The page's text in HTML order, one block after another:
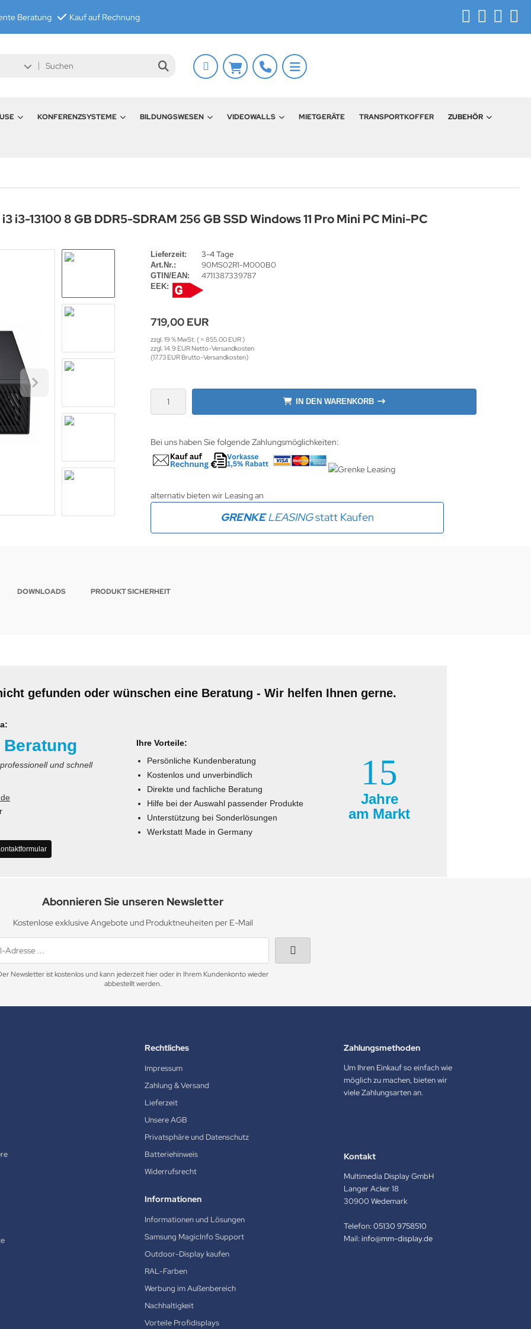
Beratung Kauf auf Rechnung
KONFERENZSYSTEME BILDUNGSWESEN VIDEOWALLS MIETGERÄTE TRANSPORTKOFFER ZUBEHÖR
i3-13100 8 GB DDR5-SDRAM 256 GB SSD Windows 11 Pro Mini PC Mini-PC
Lieferzeit: 3-4 Tage
Art.Nr.: 90MS02R1-M000B0
GTIN/EAN: 4711387339787
EEK:
719,00 EUR
zzgl. 19 % MwSt. ( = 855.00 EUR )
zzgl. 14.9 EUR Netto-Versandkosten
(17.73 EUR Brutto-Versandkosten)
IN DEN WARENKORB
Bei uns haben Sie folgende Zahlungsmöglichkeiten:
alternativ bieten wir Leasing an
GRENKELEASINGstatt Kaufen
DOWNLOADS PRODUKT SICHERHEIT
gefunden oder wünschen eine Beratung - Wir helfen Ihnen gerne.
und schnell
Ihre Vorteile:
Persönliche Kundenberatung
Kostenlos und unverbindlich
Direkte und fachliche Beratung
Hilfe bei der Auswahl passender Produkte
Unterstützung bei Sonderlösungen
Werkstatt Made in Germany
15
Jahre
am Markt
Abonnieren Sie unseren Newsletter
Kostenlose exklusive Angebote und Produktneuheiten per E-Mail
Newsletter ist kostenlos und kann jederzeit hier oder in Ihrem Kundenkonto wieder
abbestellt werden.
Rechtliches
Impressum
Zahlung & Versand
Lieferzeit
Unsere AGB
Privatsphäre und Datenschutz
Batteriehinweis
Widerrufsrecht
Informationen
Informationen und Lösungen
Samsung MagicInfo Support
Outdoor-Display kaufen
RAL-Farben
Werbung im Außenbereich
Nachhaltigkeit
Vorteile Profidisplays
Zahlungsmethoden
Um Ihren Einkauf so einfach wie
möglich zu machen, bieten wir
viele Zahlungsarten an.
Kontakt
Multimedia Display GmbH
Langer Acker 18
30900 Wedemark
Telefon:05130 9758510
Mail:info@mm-display.de